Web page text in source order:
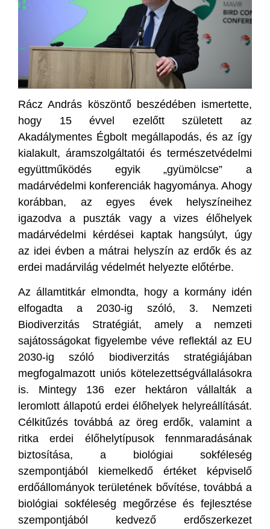
Rácz András köszöntő beszédében ismertette,
hogy 15 évvel ezelőtt született az
Akadálymentes Égbolt megállapodás, és az így
kialakult, áramszolgáltatói és természetvédelmi
együttműködés egyik „gyümölcse” a
madárvédelmi konferenciák hagyománya. Ahogy
korábban, az egyes évek helyszíneihez
igazodva a puszták vagy a vizes élőhelyek
madárvédelmi kérdései kaptak hangsúlyt, úgy
az idei évben a mátrai helyszín az erdők és az
erdei madárvilág védelmét helyezte előtérbe.
Az államtitkár elmondta, hogy a kormány idén
elfogadta a 2030-ig szóló, 3. Nemzeti
Biodiverzitás Stratégiát, amely a nemzeti
sajátosságokat figyelembe véve reflektál az EU
2030-ig szóló biodiverzitás stratégiájában
megfogalmazott uniós kötelezettségvállalásokra
is. Mintegy 136 ezer hektáron vállalták a
leromlott állapotú erdei élőhelyek helyreállítását.
Célkitűzés továbbá az öreg erdők, valamint a
ritka erdei élőhelytípusok fennmaradásának
biztosítása, a biológiai sokféleség
szempontjából kiemelkedő értéket képviselő
erdőállományok területének bővítése, továbbá a
biológiai sokféleség megőrzése és fejlesztése
szempontjából kedvező erdőszerkezet